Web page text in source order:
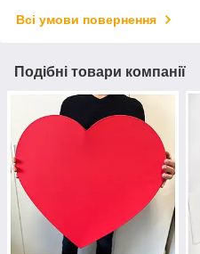
Всі умови повернення
Подібні товари компанії